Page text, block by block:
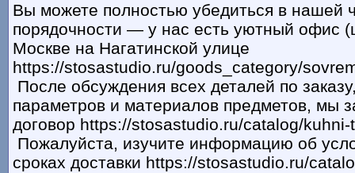
Вы можете полностью убедиться в нашей
порядочности — у нас есть уютный офис
Москве на Нагатинской улице
https://stosastudio.ru/goods_category/
После обсуждения всех деталей по
параметров и материалов предметов, мы
договор https://stosastudio.ru/catalog/kuhni-
Пожалуйста, изучите информацию об
сроках доставки https://stosastudio.ru/